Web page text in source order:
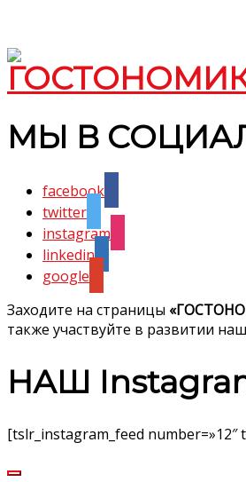
МЫ В
facebook
twitter
instagram
linkedin
google
Заходите на страницы
также участвуйте в развитии
НАШ
[tslr_instagram_feed number=»12″